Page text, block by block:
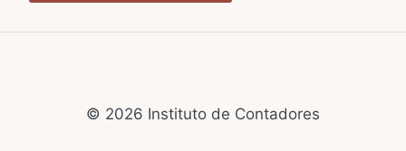
© 2026 Instituto de Contadores